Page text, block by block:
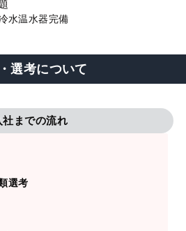
水温水器完備
選考について
社までの流れ
選考